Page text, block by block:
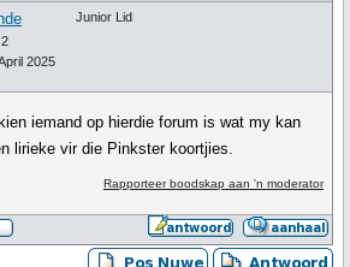
2
2025
Junior Lid
iemand op hierdie forum is wat my kan
lirieke vir die Pinkster koortjies.
Rapporteer boodskap aan 'n moderator